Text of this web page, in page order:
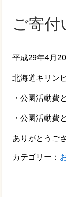
ご寄
平成29年4月20
北海道キリン
・公園活動費
・公園活動費
ありがとうご
カテゴリー：